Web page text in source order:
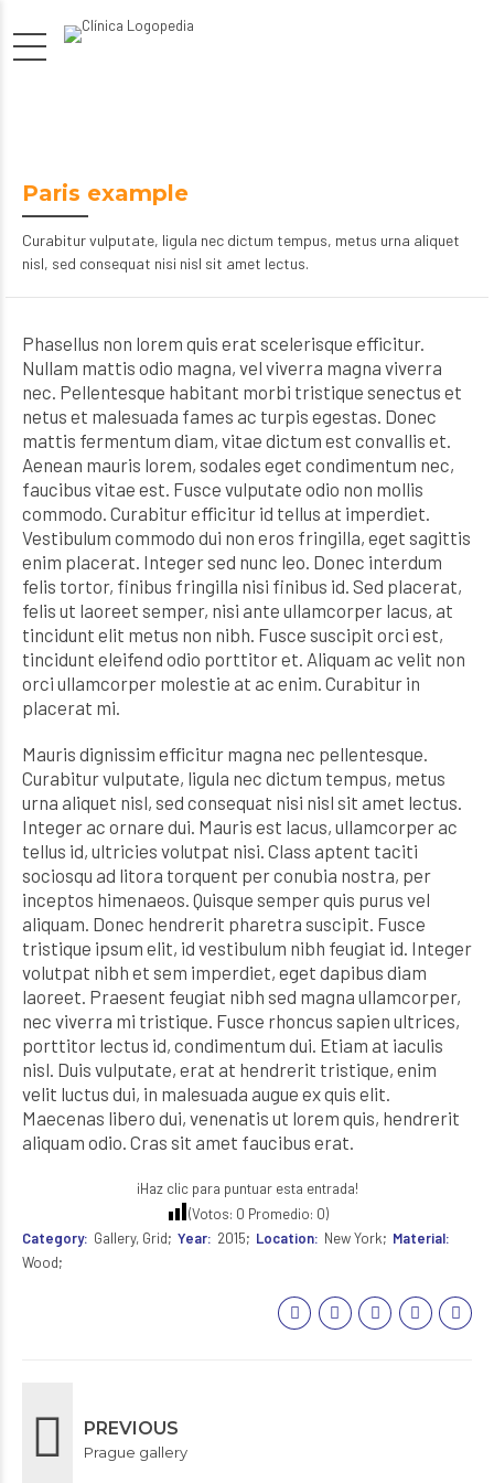
Paris example
Curabitur vulputate, ligula nec dictum tempus, metus urna aliquet
nisl, sed consequat nisi nisl sit amet lectus.
Phasellus non lorem quis erat scelerisque efficitur.
Nullam mattis odio magna, vel viverra magna viverra
nec. Pellentesque habitant morbi tristique senectus et
netus et malesuada fames ac turpis egestas. Donec
mattis fermentum diam, vitae dictum est convallis et.
Aenean mauris lorem, sodales eget condimentum nec,
faucibus vitae est. Fusce vulputate odio non mollis
commodo. Curabitur efficitur id tellus at imperdiet.
Vestibulum commodo dui non eros fringilla, eget sagittis
enim placerat. Integer sed nunc leo. Donec interdum
felis tortor, finibus fringilla nisi finibus id. Sed placerat,
felis ut laoreet semper, nisi ante ullamcorper lacus, at
tincidunt elit metus non nibh. Fusce suscipit orci est,
tincidunt eleifend odio porttitor et. Aliquam ac velit non
orci ullamcorper molestie at ac enim. Curabitur in
placerat mi.
Mauris dignissim efficitur magna nec pellentesque.
Curabitur vulputate, ligula nec dictum tempus, metus
urna aliquet nisl, sed consequat nisi nisl sit amet lectus.
Integer ac ornare dui. Mauris est lacus, ullamcorper ac
tellus id, ultricies volutpat nisi. Class aptent taciti
sociosqu ad litora torquent per conubia nostra, per
inceptos himenaeos. Quisque semper quis purus vel
aliquam. Donec hendrerit pharetra suscipit. Fusce
tristique ipsum elit, id vestibulum nibh feugiat id. Integer
volutpat nibh et sem imperdiet, eget dapibus diam
laoreet. Praesent feugiat nibh sed magna ullamcorper,
nec viverra mi tristique. Fusce rhoncus sapien ultrices,
porttitor lectus id, condimentum dui. Etiam at iaculis
nisl. Duis vulputate, erat at hendrerit tristique, enim
velit luctus dui, in malesuada augue ex quis elit.
Maecenas libero dui, venenatis ut lorem quis, hendrerit
aliquam odio. Cras sit amet faucibus erat.
¡Haz clic para puntuar esta entrada!
(Votos: 0 Promedio: 0)
Category
Gallery, Grid Year 2015 Location New York
Material
Wood
PREVIOUS
Prague gallery